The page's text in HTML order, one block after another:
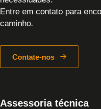
Entre em contato para
caminho.
Contate-nos
Assessoria técnica